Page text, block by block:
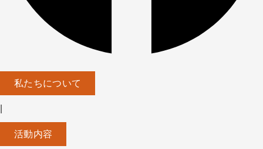
私たちについて
活動内容